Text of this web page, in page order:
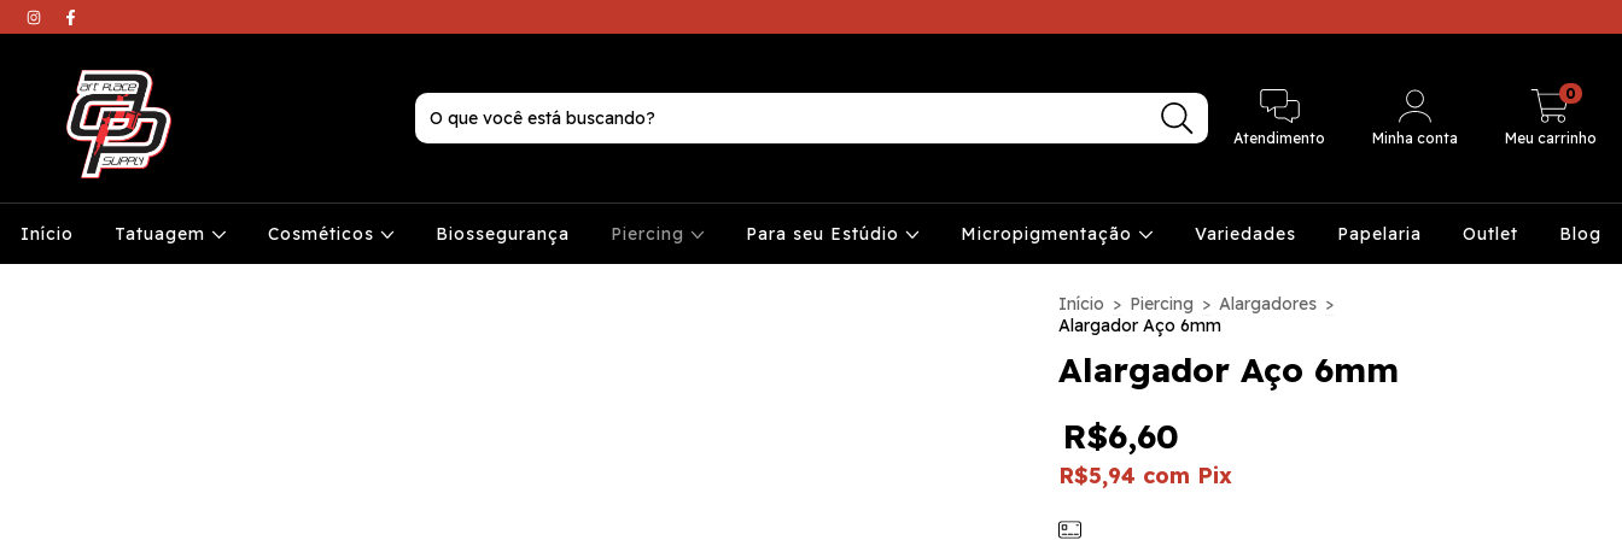
Atendimento Minha conta Meu carrinho
0
Início Tatuagem Cosméticos Biossegurança Piercing Para seu Estúdio Micropigmentação Variedades Papelaria Outlet Blog
Início > Piercing > Alargadores >
Alargador Aço 6mm
Alargador Aço 6mm
R$6,60
R$5,94 com Pix